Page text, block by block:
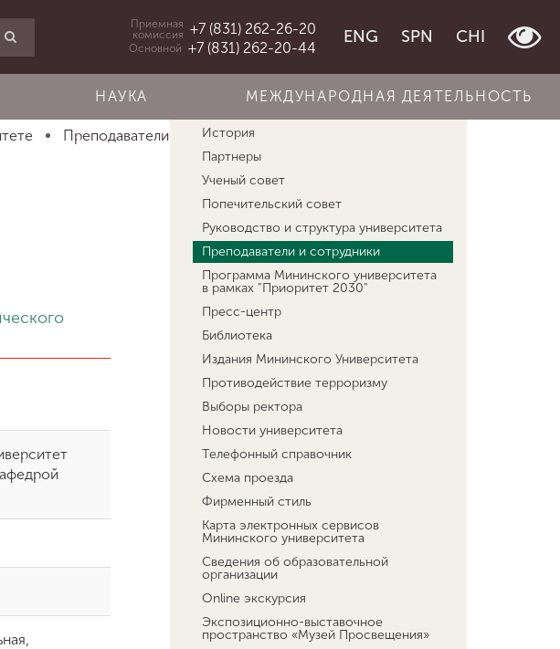
Приемная
комиссия +7 (831) 262-26-20
Основной +7 (831) 262-20-44
ENG SPN CHI
НАУКА МЕЖДУНАРОДНАЯ ДЕЯТЕЛЬНОСТЬ
Преподаватели и сотрудники
Об университете
История
Партнеры
Ученый совет
Попечительский совет
Руководство и структура университета
Преподаватели и сотрудники
Программа Мининского университета
в рамках "Приоритет 2030"
Пресс-центр
Библиотека
Издания Мининского Университета
Противодействие терроризму
Выборы ректора
Новости университета
Телефонный справочник
Схема проезда
Фирменный стиль
Карта электронных сервисов
Мининского университета
Сведения об образовательной
организации
Online экскурсия
Экспозиционно-выставочное
пространство «Музей Просвещения»